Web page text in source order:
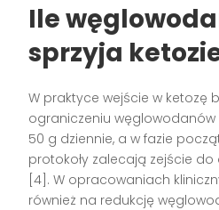
Ile
sprzyja
W praktyce wejście w ketozę
ograniczeniu
50 g dziennie, a w fazie
protokoły zalecają zejście do
[4]. W opracowaniach
również na redukcję